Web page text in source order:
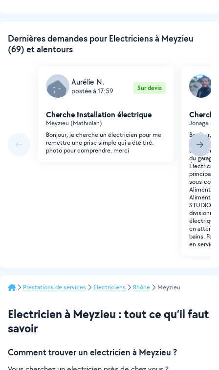
Dernières demandes pour Electriciens à Meyzieu
(69) et alentours
Aurélie N.
postée à 17:59 Sur devis
Cherche Installation électrique
Meyzieu (Mathiolan)
Bonjour, je cherche un électricien pour me
remettre une prise simple qui a été tiré.
photo pour comprendre. merci
Jonage
Bonjour,
studio
du garage.
Électricité
principal
sous-
STUDIO
en attente
bains.
en
Prestations de services Electriciens Rhône Meyzieu
Electricien à Meyzieu : tout ce qu’il faut
savoir
Comment trouver un electricien à Meyzieu ?